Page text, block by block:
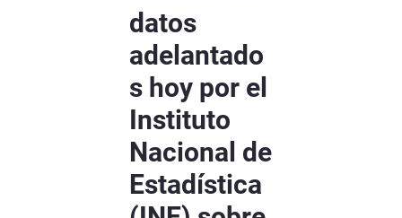
datos
adelantado
s hoy por el
Instituto
Nacional de
Estadística